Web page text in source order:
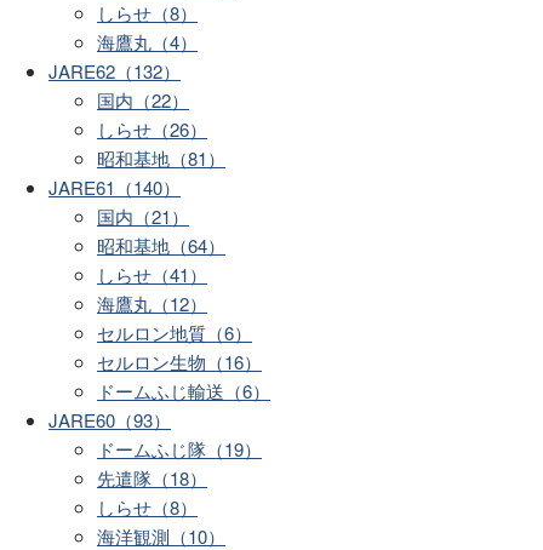
しらせ（8）
海鷹丸（4）
JARE62（132）
国内（22）
しらせ（26）
昭和基地（81）
JARE61（140）
国内（21）
昭和基地（64）
しらせ（41）
海鷹丸（12）
セルロン地質（6）
セルロン生物（16）
ドームふじ輸送（6）
JARE60（93）
ドームふじ隊（19）
先遣隊（18）
しらせ（8）
海洋観測（10）